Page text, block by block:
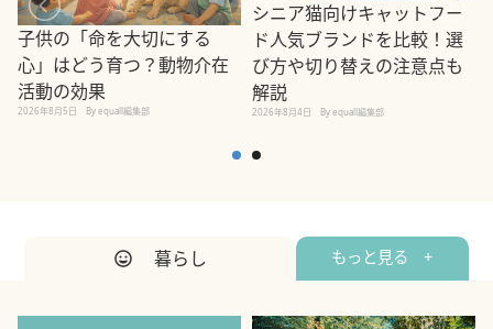
子供の「命を大切にする
心」はどう育つ？動物介在
活動の効果
2026年8月5日 By equall編集部
シニア猫向けキャットフー
ド人気ブランドを比較！選
び方や切り替えの注意点も
解説
2026年8月4日 By equall編集部
暮らし もっと見る +